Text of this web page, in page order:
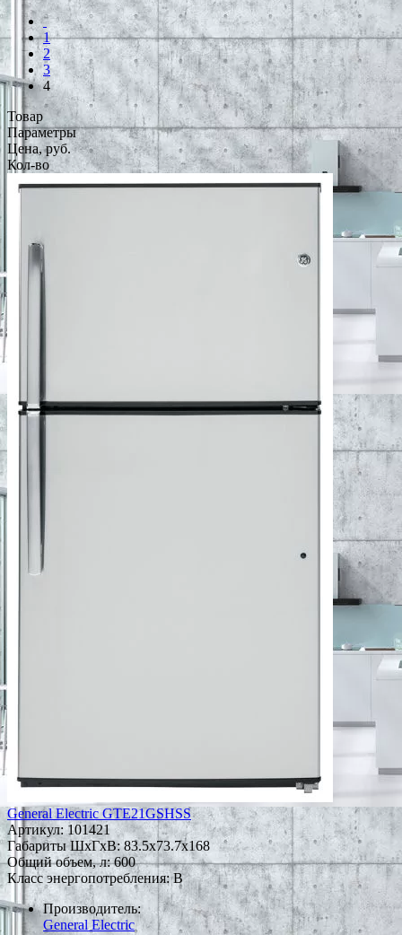
1
2
3
4
Товар
Параметры
Цена, руб.
Кол-во
General Electric GTE21GSHSS
Артикул: 101421
Габариты ШxГxВ: 83.5x73.7x168
Общий объем, л: 600
Класс энергопотребления: B
Производитель:
General Electric